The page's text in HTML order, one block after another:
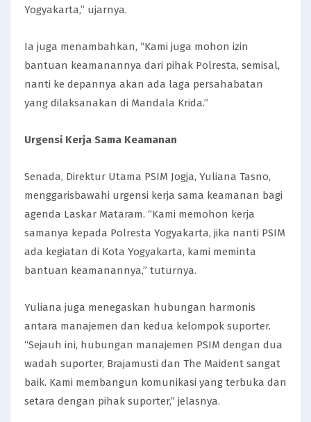
Yogyakarta,” ujarnya.
Ia juga menambahkan, “Kami juga mohon izin
bantuan keamanannya dari pihak Polresta, semisal,
nanti ke depannya akan ada laga persahabatan
yang dilaksanakan di Mandala Krida.”
Urgensi Kerja Sama Keamanan
Senada, Direktur Utama PSIM Jogja, Yuliana Tasno,
menggarisbawahi urgensi kerja sama keamanan bagi
agenda Laskar Mataram. “Kami memohon kerja
samanya kepada Polresta Yogyakarta, jika nanti PSIM
ada kegiatan di Kota Yogyakarta, kami meminta
bantuan keamanannya,” tuturnya.
Yuliana juga menegaskan hubungan harmonis
antara manajemen dan kedua kelompok suporter.
“Sejauh ini, hubungan manajemen PSIM dengan dua
wadah suporter, Brajamusti dan The Maident sangat
baik. Kami membangun komunikasi yang terbuka dan
setara dengan pihak suporter,” jelasnya.